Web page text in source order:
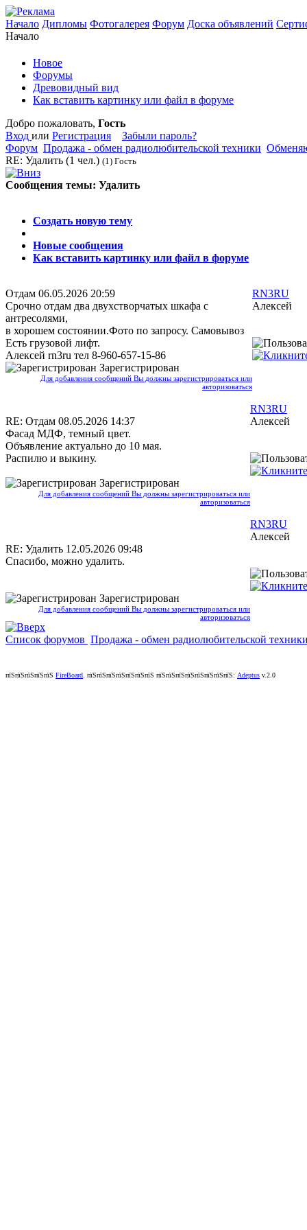
Начало Дипломы Фотогалерея Форум Доска объявлений
Начало
Новое
Форумы
Древовидный вид
Как вставить картинку или файл в форуме
Добро пожаловать, Гость
Вход или Регистрация
Забыли пароль?
Форум Продажа - обмен радиолюбительской техники
RE: Удалить (1 чел.) (1) Гость
Сообщения темы: Удалить
Создать новую тему
Новые сообщения
Как вставить картинку или файл в форуме
Отдам 06.05.2026 20:59
Срочно отдам два двухстворчатых шкафа с
антресолями,
в хорошем состоянии.Фото по запросу. Самовывоз
Есть грузовой лифт.
Алексей rn3ru тел 8-960-657-15-86
RN3RU
Алексей
Зарегистрирован
Для добавления сообщений Вы должны зарегистрироваться или
авторизоваться
RE: Отдам 08.05.2026 14:37
Фасад МДФ, темный цвет.
Объявление актуально до 10 мая.
Распилю и выкину.
RN3RU
Алексей
Зарегистрирован
Для добавления сообщений Вы должны зарегистрироваться или
авторизоваться
RE: Удалить 12.05.2026 09:48
Спасибо, можно удалить.
RN3RU
Алексей
Зарегистрирован
Для добавления сообщений Вы должны зарегистрироваться или
авторизоваться
Список форумов Продажа - обмен радиолюбительской
пїЅпїЅпїЅпїЅпїЅ FireBoard пїЅпїЅпїЅпїЅпїЅпїЅпїЅ пїЅпїЅпїЅпїЅпїЅпїЅпїЅпїЅ: Adeptus v.2.0